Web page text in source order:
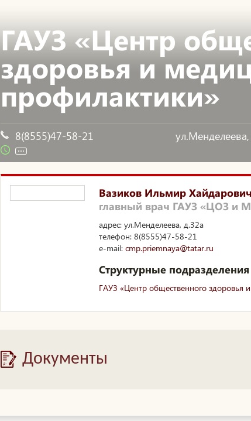
ГАУЗ «Центр
здоровья и
профилактики»
8(8555)47-58-21
Вазиков Ильмир Хайдарович
главный врач ГАУЗ «ЦОЗ и
адрес: ул.Менделеева, д.32а
телефон: 8(8555)47-58-21
e-mail: cmp.priemnaya@tatar.ru
Структурные подразделения
ГАУЗ «Центр общественного здоровья
Документы